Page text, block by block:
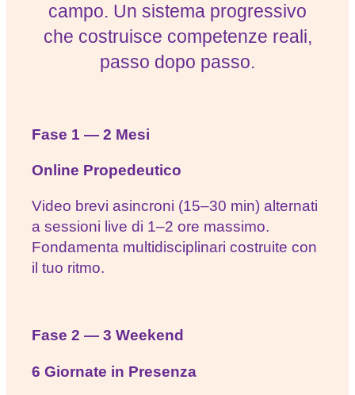
campo. Un sistema progressivo
che costruisce competenze reali,
passo dopo passo.
Fase 1 — 2 Mesi
Online Propedeutico
Video brevi asincroni (15–30 min) alternati
a sessioni live di 1–2 ore massimo.
Fondamenta multidisciplinari costruite con
il tuo ritmo.
Fase 2 — 3 Weekend
6 Giornate in Presenza